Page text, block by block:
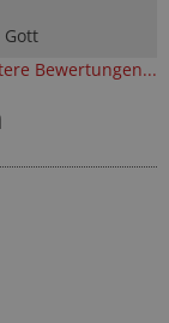
Gott
Bewertungen...